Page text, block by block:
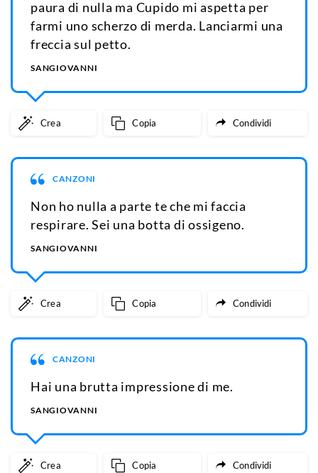
paura di nulla ma Cupido mi aspetta per
farmi uno scherzo di merda. Lanciarmi una
freccia sul petto.
SANGIOVANNI
Crea Copia Condividi
CANZONI
Non ho nulla a parte te che mi faccia
respirare. Sei una botta di ossigeno.
SANGIOVANNI
Crea Copia Condividi
CANZONI
Hai una brutta impressione di me.
SANGIOVANNI
Crea Copia Condividi